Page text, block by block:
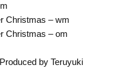
Christmas – wm
Christmas – om
by Teruyuki